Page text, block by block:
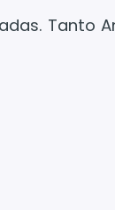
Tanto